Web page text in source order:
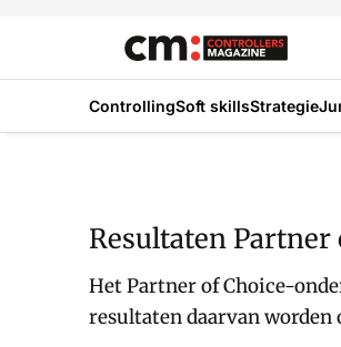
ControllingSoft skillsStrategie
Resultaten
Het Partner of Choice-
resultaten daarvan worden